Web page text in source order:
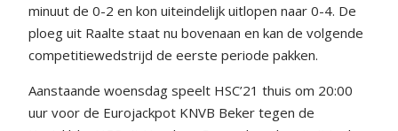
minuut de 0-2 en kon uiteindelijk uitlopen naar 0-4. De
ploeg uit Raalte staat nu bovenaan en kan de volgende
competitiewedstrijd de eerste periode pakken.
Aanstaande woensdag speelt HSC’21 thuis om 20:00
uur voor de Eurojackpot KNVB Beker tegen de